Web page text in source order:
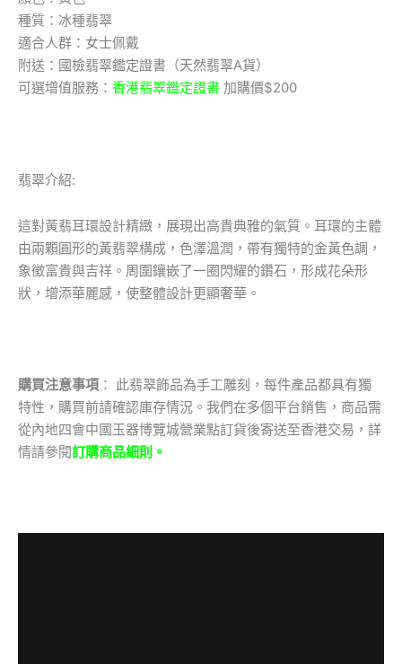
種質：冰種翡翠
適合人群：女士佩戴
附送：國檢翡翠鑑定證書（天然翡翠A貨）
可選增值服務： 香港翡翠鑑定證書 加購價$200
翡翠介紹:
這對黃翡耳環設計精緻，展現出高貴典雅的氣質。耳環的主體
由兩顆圓形的黃翡翠構成，色澤溫潤，帶有獨特的金黃色調，
象徵富貴與吉祥。周圍鑲嵌了一圈閃耀的鑽石，形成花朵形
狀，增添華麗感，使整體設計更顯奢華。
購買注意事項 ： 此翡翠飾品為手工雕刻，每件產品都具有獨
特性，購買前請確認庫存情況。我們在多個平台銷售，商品需
從內地四會中國玉器博覽城營業點訂貨後寄送至香港交易，詳
情請參閱訂購商品細則。